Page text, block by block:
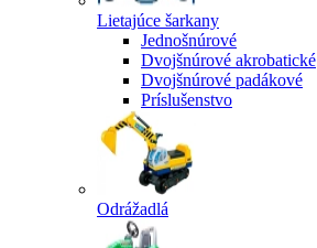
Lietajúce šarkany
Jednošnúrové
Dvojšnúrové akrobatické
Dvojšnúrové padákové
Príslušenstvo
Odrážadlá